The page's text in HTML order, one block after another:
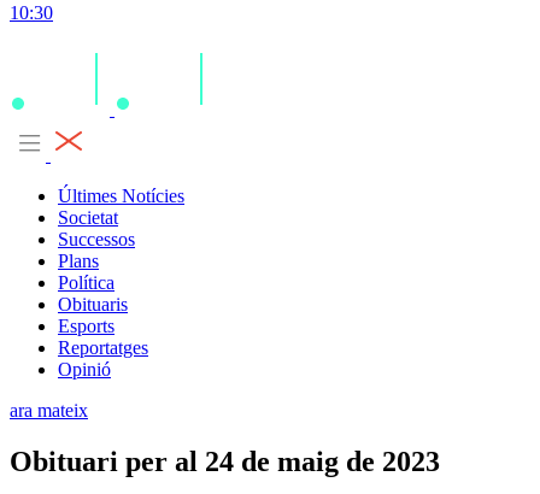
10:30
Últimes Notícies
Societat
Successos
Plans
Política
Obituaris
Esports
Reportatges
Opinió
ara mateix
Obituari per al 24 de maig de 2023